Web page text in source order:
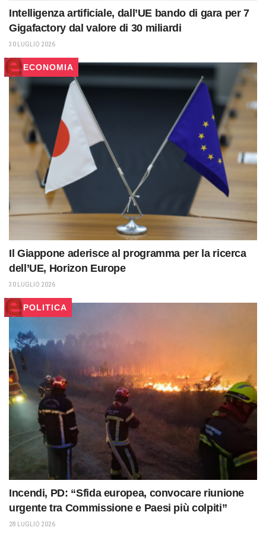
Intelligenza artificiale, dall’UE bando di gara per 7
Gigafactory dal valore di 30 miliardi
30 LUGLIO 2026
ECONOMIA
Il Giappone aderisce al programma per la ricerca
dell’UE, Horizon Europe
30 LUGLIO 2026
POLITICA
Incendi, PD: “Sfida europea, convocare riunione
urgente tra Commissione e Paesi più colpiti”
28 LUGLIO 2026